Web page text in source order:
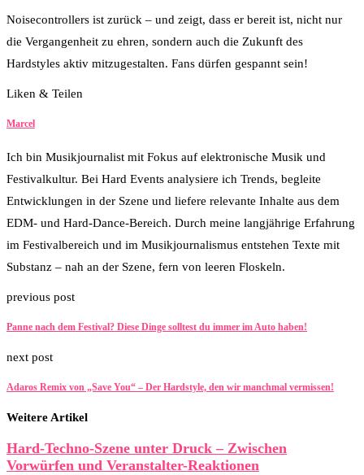
Noisecontrollers ist zurück – und zeigt, dass er bereit ist, nicht nur
die Vergangenheit zu ehren, sondern auch die Zukunft des
Hardstyles aktiv mitzugestalten. Fans dürfen gespannt sein!
Liken & Teilen
Marcel
Ich bin Musikjournalist mit Fokus auf elektronische Musik und
Festivalkultur. Bei Hard Events analysiere ich Trends, begleite
Entwicklungen in der Szene und liefere relevante Inhalte aus dem
EDM- und Hard-Dance-Bereich. Durch meine langjährige Erfahrung
im Festivalbereich und im Musikjournalismus entstehen Texte mit
Substanz – nah an der Szene, fern von leeren Floskeln.
previous post
Panne nach dem Festival? Diese Dinge solltest du immer im Auto haben!
next post
Adaros Remix von „Save You“ – Der Hardstyle, den wir manchmal vermissen!
Weitere Artikel
Hard-Techno-Szene unter Druck – Zwischen
Vorwürfen und Veranstalter-Reaktionen